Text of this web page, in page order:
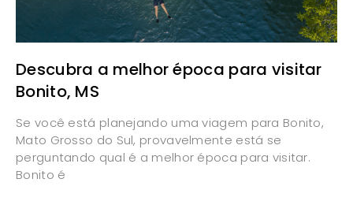
Descubra a melhor época para visitar
Bonito, MS
Se você está planejando uma viagem para Bonito,
Mato Grosso do Sul, provavelmente está se
perguntando qual é a melhor época para visitar.
Bonito é